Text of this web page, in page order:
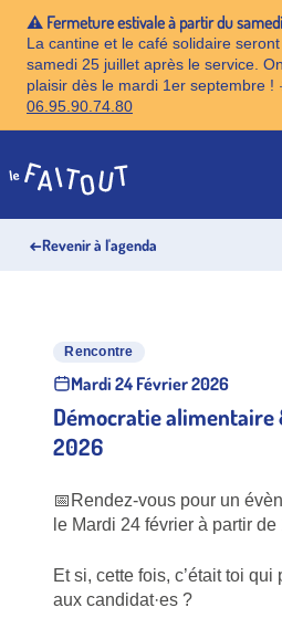
⚠️ Fermeture estivale à partir du
La cantine et le café solidaire
samedi 25 juillet après le service.
plaisir dès le mardi 1er septembre
06.95.90.74.80
Accueil
←Revenir à l'agenda
Rencontre
Mardi 24 Février 2026
Démocratie alimentaire
2026
📅Rendez-vous pour un
le Mardi 24 février à partir de
Et si, cette fois, c’était toi
aux candidat·es ?